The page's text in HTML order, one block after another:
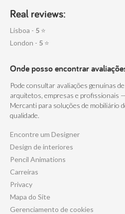
Real reviews:
Lisboa - 5 ⭐
London - 5 ⭐
Onde posso encontrar
Pode consultar avaliações genuínas
arquitetos, empresas e profissionais
Mercanti para soluções de mobiliário
qualidade.
Encontre um Designer
Design de interiores
Pencil Animations
Carreiras
Privacy
Mapa do Site
Gerenciamento de cookies